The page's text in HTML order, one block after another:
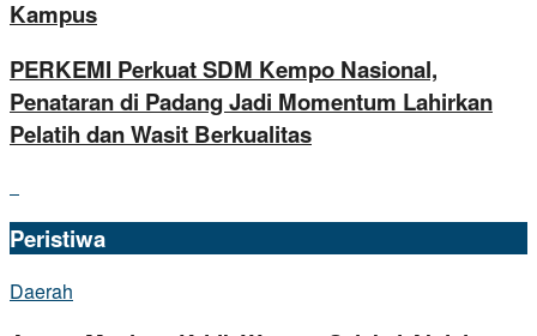
Kampus
PERKEMI Perkuat SDM Kempo Nasional,
Penataran di Padang Jadi Momentum Lahirkan
Pelatih dan Wasit Berkualitas
Peristiwa
Daerah